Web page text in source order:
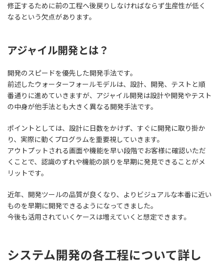
修正するために前の工程へ後戻りしなければならず生産性が低く
なるという欠点があります。
アジャイル開発とは？
開発のスピードを優先した開発手法です。
前述したウォーターフォールモデルは、設計、開発、テストと順
番通りに進めていきますが、アジャイル開発は設計や開発やテスト
の中身が他手法とも大きく異なる開発手法です。
ポイントとしては、 設計に日数をかけず、すぐに開発に取り掛か
り、実際に動くプログラムを重要視していきます。
アウトプットされる画面や機能を早い段階でお客様に確認いただ
くことで、認識のずれや機能の誤りを早期に発見できる ことがメ
リットです。
近年、開発ツールの品質が良くなり、よりビジュアルな本番に近い
ものを早期に開発できるようになってきました。
今後も活用されていくケースは増えていくと想定できます。
システム開発の各工程について詳し